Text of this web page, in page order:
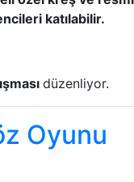
katılabilir.
düzenliyor.
Oyunu